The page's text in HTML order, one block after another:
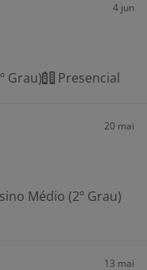
4 jun
Grau) Presencial
20 mai
Médio (2º Grau)
13 mai